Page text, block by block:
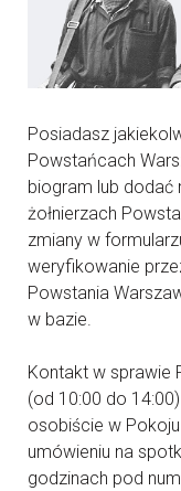
Posiadasz
Powstańcach
biogram lub dodać
żołnierzach
zmiany w
weryfikowanie
Powstania
w bazie.
Kontakt w sprawie
(od 10:00 do
osobiście w
umówieniu na
godzinach pod